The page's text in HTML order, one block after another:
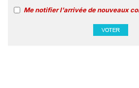
Me notifier l'arrivée de nouveaux